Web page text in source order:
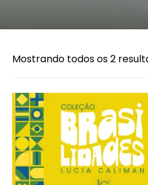
Mostrando todos os 2